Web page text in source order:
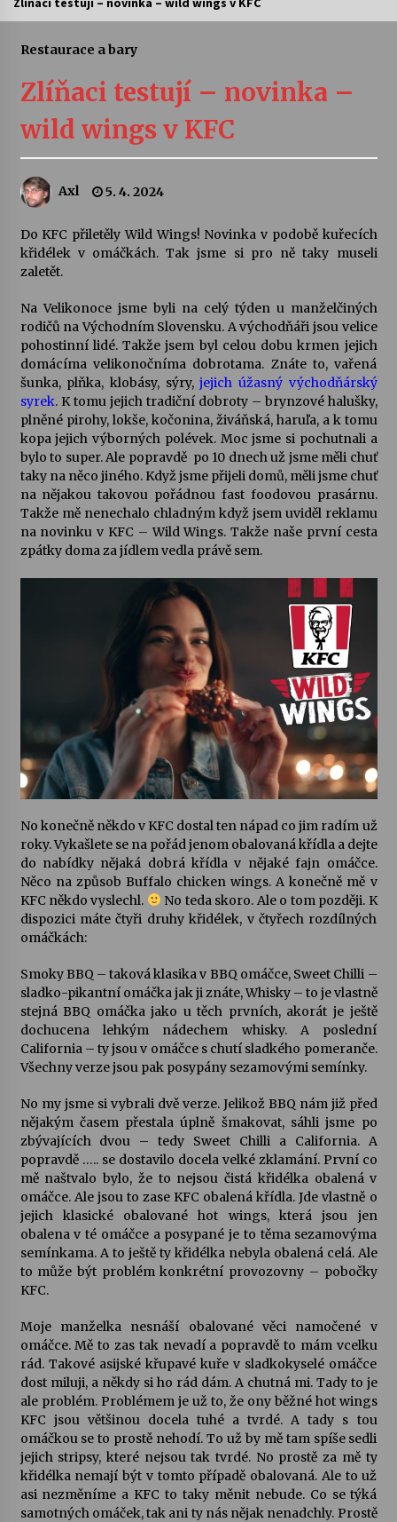
Sukuba Ensemble
Vernisáž výstavy Josefíny Duškové: Stávám se
kapkou
30. 7. 2026
Veselí muzikanti
28. 7. 2026
Letní koncerty ve Stromovce: Kolchoz a
Jenakaši
28. 7. 2026
Votavžatský ploty
23. 7. 2026
Letní koncerty ve Stromovce: Rufus Miller
22. 7. 2026
Vysočinka
17. 7. 2026
Ozvěny prázdnin
14. 7. 2026
Za kulturou kousek za Humpolec. V Želivě ožije
odkaz Josefa Čapka
13. 7. 2026
Varhanní recitál Michala Novenka v Klášteře
Želiv
3. 7. 2026
Petr Adamec – Malovaný svět
Restaurace a bary
Zlíňaci testují – novinka –
wild wings v KFC
Axl 5. 4. 2024
Do KFC přiletěly Wild Wings! Novinka v podobě kuřecích
křidélek v omáčkách. Tak jsme si pro ně taky museli
zaletět.
Na Velikonoce jsme byli na celý týden u manželčiných
rodičů na Východním Slovensku. A východňáři jsou velice
pohostinní lidé. Takže jsem byl celou dobu krmen jejich
domácíma velikonočníma dobrotama. Znáte to, vařená
šunka, plňka, klobásy, sýry,jejich úžasný východňárský
syrek. K tomu jejich tradiční dobroty – brynzové halušky,
plněné pirohy, lokše, kočonina, živáňská, haruľa, a k tomu
kopa jejich výborných polévek. Moc jsme si pochutnali a
bylo to super. Ale popravdě po 10 dnech už jsme měli chuť
taky na něco jiného. Když jsme přijeli domů, měli jsme chuť
na nějakou takovou pořádnou fast foodovou prasárnu.
Takže mě nenechalo chladným když jsem uviděl reklamu
na novinku v KFC – Wild Wings. Takže naše první cesta
zpátky doma za jídlem vedla právě sem.
No konečně někdo v KFC dostal ten nápad co jim radím už
roky. Vykašlete se na pořád jenom obalovaná křídla a dejte
do nabídky nějaká dobrá křídla v nějaké fajn omáčce.
Něco na způsob Buffalo chicken wings. A konečně mě v
KFC někdo vyslechl.
No teda skoro. Ale o tom později. K
dispozici máte čtyři druhy křidélek, v čtyřech rozdílných
omáčkách:
Smoky BBQ – taková klasika v BBQ omáčce, Sweet Chilli –
sladko-pikantní omáčka jak ji znáte, Whisky – to je vlastně
stejná BBQ omáčka jako u těch prvních, akorát je ještě
dochucena lehkým nádechem whisky. A poslední
California – ty jsou v omáčce s chutí sladkého pomeranče.
Všechny verze jsou pak posypány sezamovými semínky.
No my jsme si vybrali dvě verze. Jelikož BBQ nám již před
nějakým časem přestala úplně šmakovat, sáhli jsme po
zbývajících dvou – tedy Sweet Chilli a California. A
popravdě ….. se dostavilo docela velké zklamání. První co
mě naštvalo bylo, že to nejsou čistá křidélka obalená v
omáčce. Ale jsou to zase KFC obalená křídla. Jde vlastně o
jejich klasické obalované hot wings, která jsou jen
obalena v té omáčce a posypané je to těma sezamovýma
semínkama. A to ještě ty křidélka nebyla obalená celá. Ale
to může být problém konkrétní provozovny – pobočky
KFC.
Moje manželka nesnáší obalované věci namočené v
omáčce. Mě to zas tak nevadí a popravdě to mám vcelku
rád. Takové asijské křupavé kuře v sladkokyselé omáčce
dost miluji, a někdy si ho rád dám. A chutná mi. Tady to je
ale problém. Problémem je už to, že ony běžné hot wings
KFC jsou většinou docela tuhé a tvrdé. A tady s tou
omáčkou se to prostě nehodí. To už by mě tam spíše sedli
jejich stripsy, které nejsou tak tvrdé. No prostě za mě ty
křidélka nemají být v tomto případě obalovaná. Ale to už
asi nezměníme a KFC to taky měnit nebude. Co se týká
samotných omáček, tak ani ty nás nějak nenadchly. Prostě